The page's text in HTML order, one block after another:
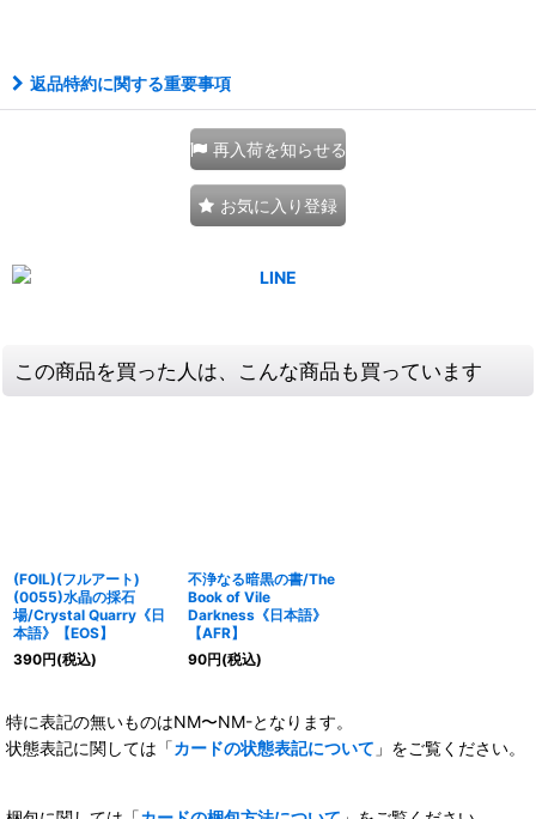
返品特約に関する重要事項
再入荷を知らせる
お気に入り登録
この商品を買った人は、こんな商品も買っています
(FOIL)(フルアート)
(0055)水晶の採石
場/Crystal Quarry《日
本語》【EOS】
390円(税込)
不浄なる暗黒の書/The
Book of Vile
Darkness《日本語》
【AFR】
90円(税込)
特に表記の無いものはNM〜NM-となります。
状態表記に関しては「カードの状態表記について 」をご覧ください。